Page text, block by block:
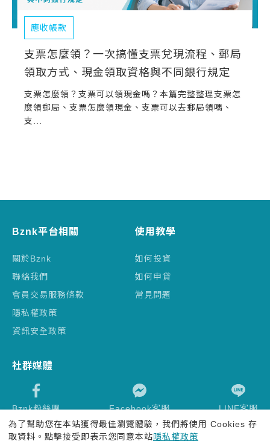
應收帳款
支票怎麼領？一次搞懂支票兌現流程、郵局
領取方式、現金領取資格與不同銀行規定
支票怎麼領？支票可以領現金嗎？本篇完整整理支票怎
麼領郵局、支票怎麼領現金、支票可以去郵局領嗎、
支...
Bznk平台相關
關於Bznk
聯絡我們
會員交易服務條款
隱私權政策
資訊安全政策
使用教學
如何投資
如何申貸
常見問題
社群媒體
Bznk粉絲團 Facebook客服
LINE客服
為了幫助您在本站獲得最佳瀏覽體驗，我們將使用 Cookies 存
取資料。點擊接受即表示您同意本站隱私權政策